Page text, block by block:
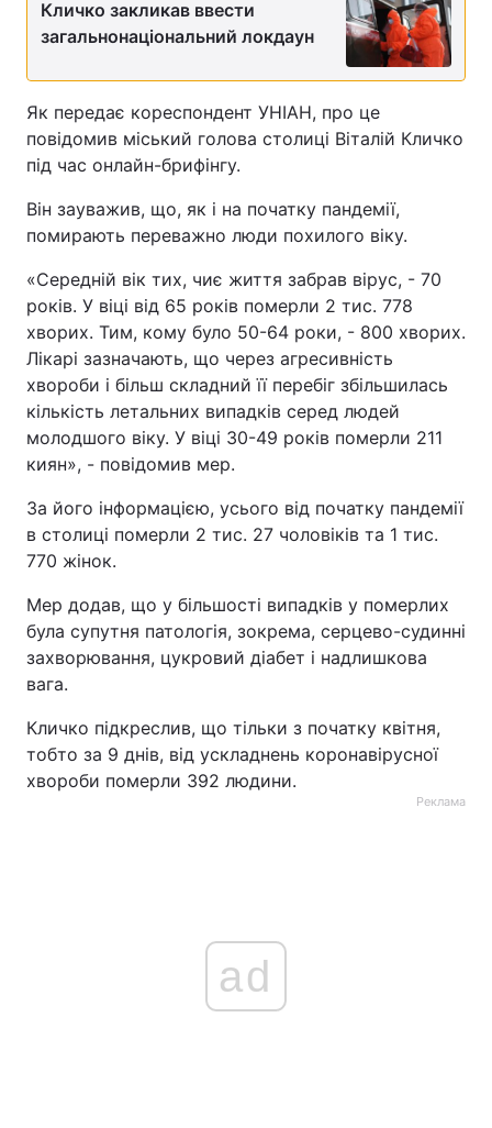
Кличко закликав ввести
загальнонаціональний локдаун
Як передає кореспондент УНІАН, про це
повідомив міський голова столиці Віталій Кличко
під час онлайн-брифінгу.
Він зауважив, що, як і на початку пандемії,
помирають переважно люди похилого віку.
«Середній вік тих, чиє життя забрав вірус, - 70
років. У віці від 65 років померли 2 тис. 778
хворих. Тим, кому було 50-64 роки, - 800 хворих.
Лікарі зазначають, що через агресивність
хвороби і більш складний її перебіг збільшилась
кількість летальних випадків серед людей
молодшого віку. У віці 30-49 років померли 211
киян», - повідомив мер.
За його інформацією, усього від початку пандемії
в столиці померли 2 тис. 27 чоловіків та 1 тис.
770 жінок.
Мер додав, що у більшості випадків у померлих
була супутня патологія, зокрема, серцево-судинні
захворювання, цукровий діабет і надлишкова
вага.
Кличко підкреслив, що тільки з початку квітня,
тобто за 9 днів, від ускладнень коронавірусної
хвороби померли 392 людини.
Реклама
ad